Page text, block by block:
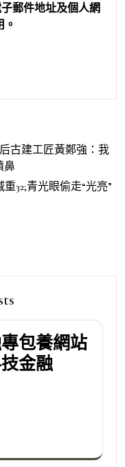
郵件地址及個人網
古建工匠黃鄭強：我
鼻
32;青光眼偷走“光亮”
包養網站
金融